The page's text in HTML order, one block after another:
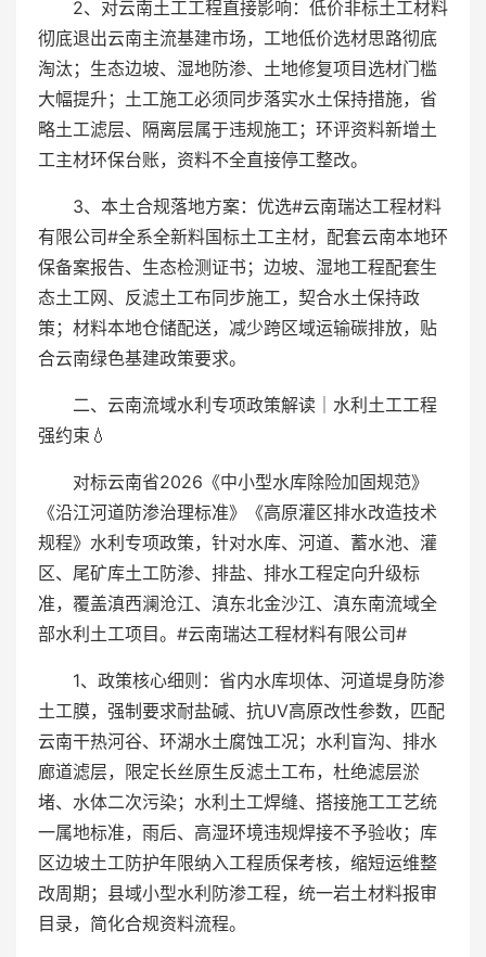
2、对云南土工工程直接影响：低价非标土工材料
彻底退出云南主流基建市场，工地低价选材思路彻底
淘汰；生态边坡、湿地防渗、土地修复项目选材门槛
大幅提升；土工施工必须同步落实水土保持措施，省
略土工滤层、隔离层属于违规施工；环评资料新增土
工主材环保台账，资料不全直接停工整改。
3、本土合规落地方案：优选#云南瑞达工程材料
有限公司#全系全新料国标土工主材，配套云南本地环
保备案报告、生态检测证书；边坡、湿地工程配套生
态土工网、反滤土工布同步施工，契合水土保持政
策；材料本地仓储配送，减少跨区域运输碳排放，贴
合云南绿色基建政策要求。
二、云南流域水利专项政策解读｜水利土工工程
强约束💧
对标云南省2026《中小型水库除险加固规范》
《沿江河道防渗治理标准》《高原灌区排水改造技术
规程》水利专项政策，针对水库、河道、蓄水池、灌
区、尾矿库土工防渗、排盐、排水工程定向升级标
准，覆盖滇西澜沧江、滇东北金沙江、滇东南流域全
部水利土工项目。#云南瑞达工程材料有限公司#
1、政策核心细则：省内水库坝体、河道堤身防渗
土工膜，强制要求耐盐碱、抗UV高原改性参数，匹配
云南干热河谷、环湖水土腐蚀工况；水利盲沟、排水
廊道滤层，限定长丝原生反滤土工布，杜绝滤层淤
堵、水体二次污染；水利土工焊缝、搭接施工工艺统
一属地标准，雨后、高湿环境违规焊接不予验收；库
区边坡土工防护年限纳入工程质保考核，缩短运维整
改周期；县域小型水利防渗工程，统一岩土材料报审
目录，简化合规资料流程。